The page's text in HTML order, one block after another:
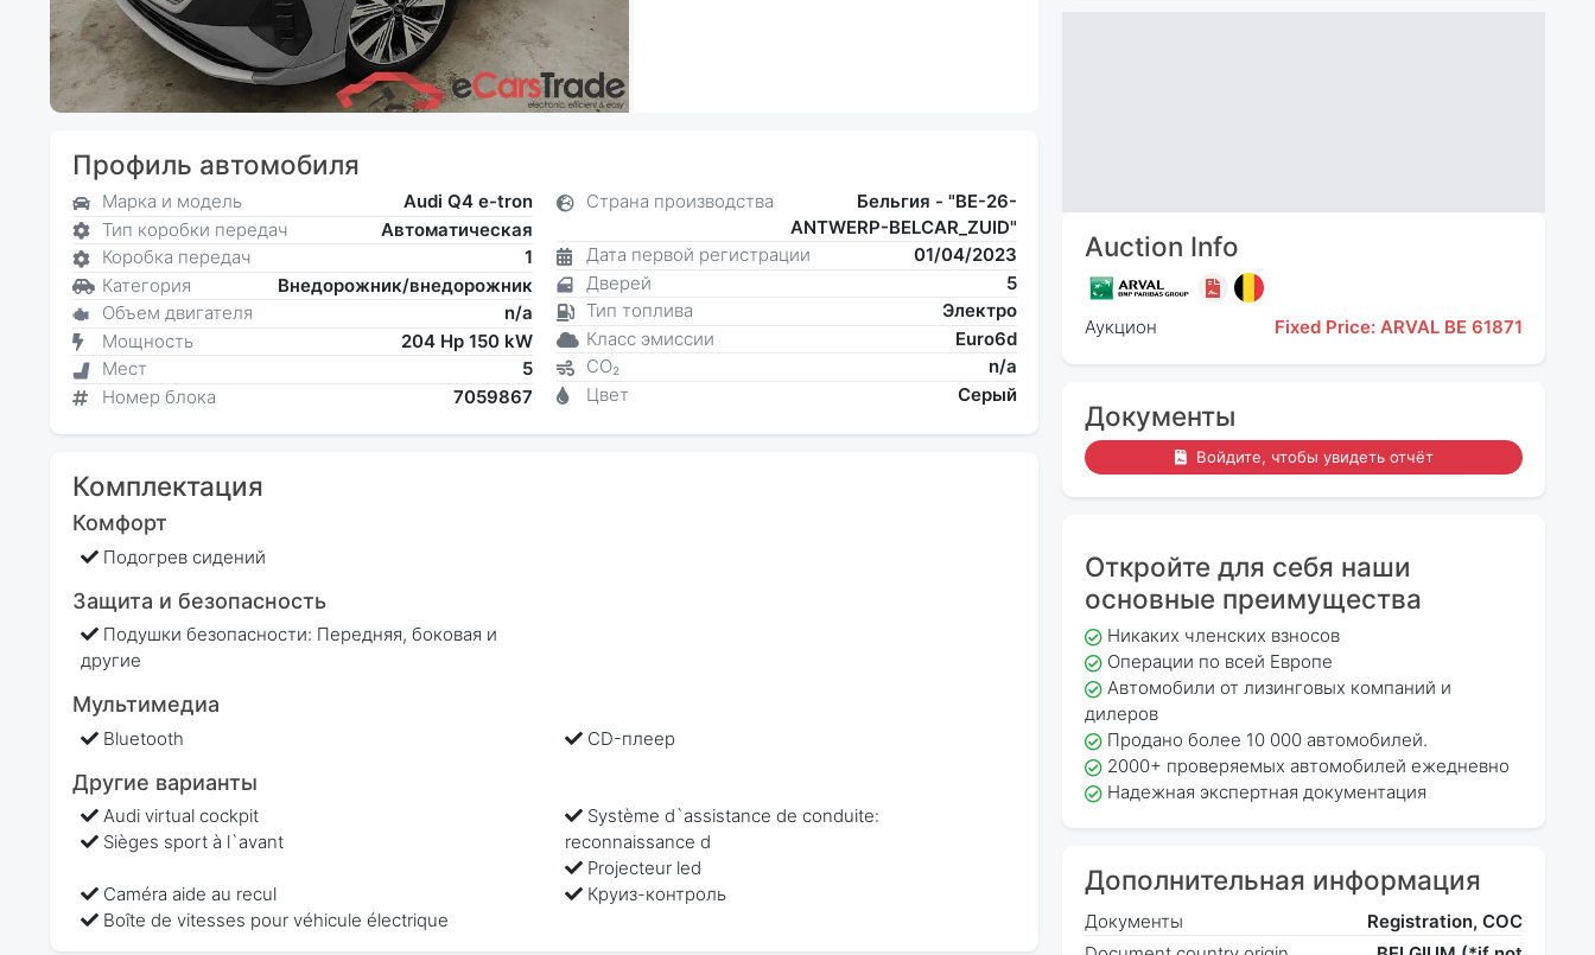
Auction Info
Аукцион Fixed Price: ARVAL BE 61871
Документы
Войдите, чтобы увидеть отчёт
Откройте для себя наши
основные преимущества
Никаких членских взносов
Операции по всей Европе
Автомобили от лизинговых компаний и
дилеров
Продано более 10 000 автомобилей.
2000+ проверяемых автомобилей ежедневно
Надежная экспертная документация
Дополнительная информация
Документы
Registration, COC
Профиль автомобиля
Марка и модель
Audi Q4 e-tron
Тип коробки передач
Автоматическая
Коробка передач
1
Категория
Внедорожник/внедорожник
Объем двигателя
n/a
Мощность
204 Hp 150 kW
Мест
5
Номер блока
7059867
Страна производства
Бельгия - "BE-26-
ANTWERP-BELCAR_ZUID"
Дата первой регистрации
01/04/2023
Дверей
5
Тип топлива
Электро
Класс эмиссии
Euro6d
CO₂
n/a
Цвет
Серый
Комплектация
Комфорт
Подогрев сидений
Защита и безопасность
Подушки безопасности: Передняя, боковая и
другие
Мультимедиа
Bluetooth CD-плеер
Другие варианты
Audi virtual cockpit
Sièges sport à l`avant
Système d`assistance de conduite:
reconnaissance d
Projecteur led
Caméra aide au recul
Boîte de vitesses pour véhicule électrique
Круиз-контроль